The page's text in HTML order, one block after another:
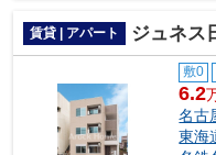
賃貸 | アパート ジュネス
敷0
6.2
名古
東海